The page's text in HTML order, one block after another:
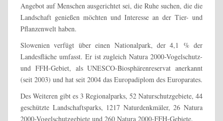
Angebot auf Menschen ausgerichtet sei, die Ruhe suchen, die die
Landschaft genießen möchten und Interesse an der Tier- und
Pflanzenwelt haben.
Slowenien verfügt über einen Nationalpark, der 4,1 % der
Landesfläche umfasst. Er ist zugleich Natura 2000-Vogelschutz-
und FFH-Gebiet, als UNESCO-Biosphärenreservat anerkannt
(seit 2003) und hat seit 2004 das Europadiplom des Europarates.
Des Weiteren gibt es 3 Regionalparks, 52 Naturschutzgebiete, 44
geschützte Landschaftsparks, 1217 Naturdenkmäler, 26 Natura
2000-Vogelschutzgebiete und 260 Natura 2000-FFH-Gebiete.